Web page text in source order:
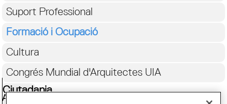
Suport Professional
Formació i Ocupació
Cultura
Congrés Mundial d'Arquitectes UIA
Ciutadania
Actualitat